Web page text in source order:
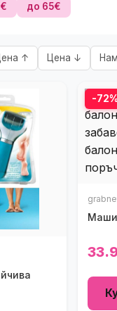
до 65€
↑ Цена ↓
-72%